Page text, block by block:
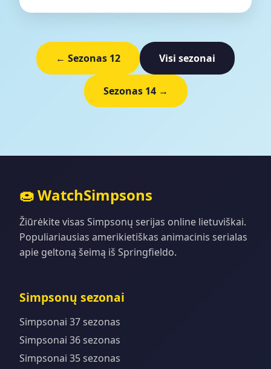
← Sezonas 12 Visi sezonai
Sezonas 14 →
🍩 WatchSimpsons
Žiūrėkite visas Simpsonų serijas online lietuviškai.
Populiariausias amerikietiškas animacinis serialas
apie geltoną šeimą iš Springfieldo.
Simpsonų sezonai
Simpsonai 37 sezonas
Simpsonai 36 sezonas
Simpsonai 35 sezonas